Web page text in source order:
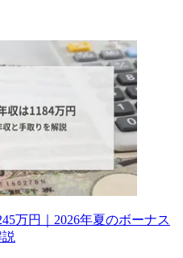
万円｜2026年夏のボーナス